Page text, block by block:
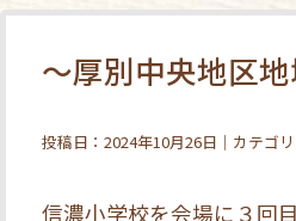
～厚別中央地区
投稿日：2024年10月26日｜カテゴ
信濃小学校を会場に３回